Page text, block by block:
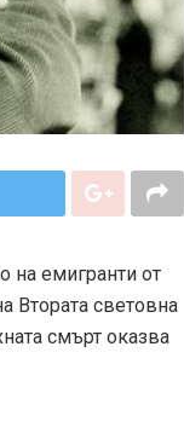
на емигранти от
Втората световна
смърт оказва